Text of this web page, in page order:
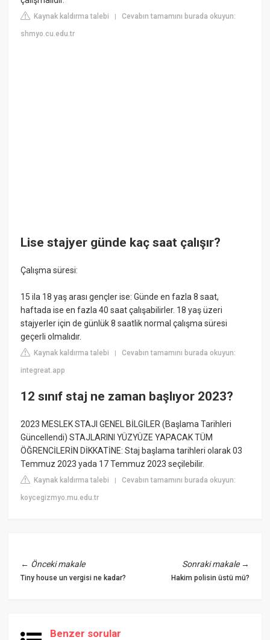
Kaynak kaldırma talebi |Cevabın tamamını burada okuyun:
shmyo.cu.edu.tr
Lise stajyer günde kaç saat çalışır?
Çalışma süresi:
15 ila 18 yaş arası gençler ise: Günde en fazla 8 saat,
haftada ise en fazla 40 saat çalışabilirler. 18 yaş üzeri
stajyerler için de günlük 8 saatlik normal çalışma süresi
geçerli olmalıdır.
Kaynak kaldırma talebi |Cevabın tamamını burada okuyun:
integreat.app
12 sınıf staj ne zaman başlıyor 2023?
2023 MESLEK STAJI GENEL BİLGİLER (Başlama Tarihleri
Güncellendi) STAJLARINI YÜZYÜZE YAPACAK TÜM
ÖĞRENCİLERİN DİKKATİNE: Staj başlama tarihleri olarak 03
Temmuz 2023 yada 17 Temmuz 2023 seçilebilir.
Kaynak kaldırma talebi |Cevabın tamamını burada okuyun:
koycegizmyo.mu.edu.tr
← Önceki makale
Tiny house un vergisi ne kadar?
Sonraki makale→
Hakim polisin üstü mü?
Benzer sorular